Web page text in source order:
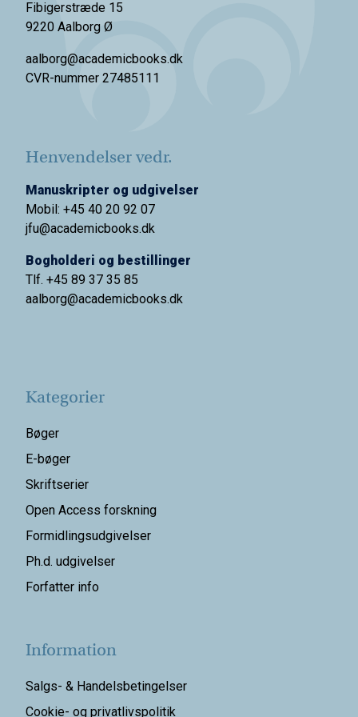
Fibigerstræde 15
9220 Aalborg Ø
aalborg@academicbooks.dk
CVR-nummer 27485111
Henvendelser vedr.
Manuskripter og udgivelser
Mobil: +45 40 20 92 07
jfu@academicbooks.dk
Bogholderi og bestillinger
Tlf. +45 89 37 35 85
aalborg@academicbooks.dk
Kategorier
Bøger
E-bøger
Skriftserier
Open Access forskning
Formidlingsudgivelser
Ph.d. udgivelser
Forfatter info
Information
Salgs- & Handelsbetingelser
Cookie- og privatlivspolitik